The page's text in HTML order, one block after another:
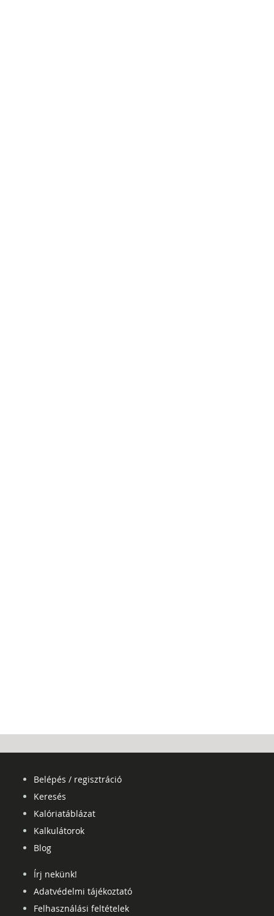
Belépés / regisztráció
Keresés
Kalóriatáblázat
Kalkulátorok
Blog
Írj nekünk!
Adatvédelmi tájékoztató
Felhasználási feltételek